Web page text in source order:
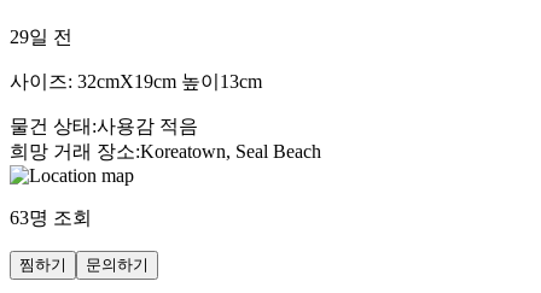
29일 전
사이즈: 32cmX19cm 높이13cm
물건 상태 :사용감 적음
희망 거래 장소:Koreatown, Seal Beach
63명 조회
찜하기 문의하기